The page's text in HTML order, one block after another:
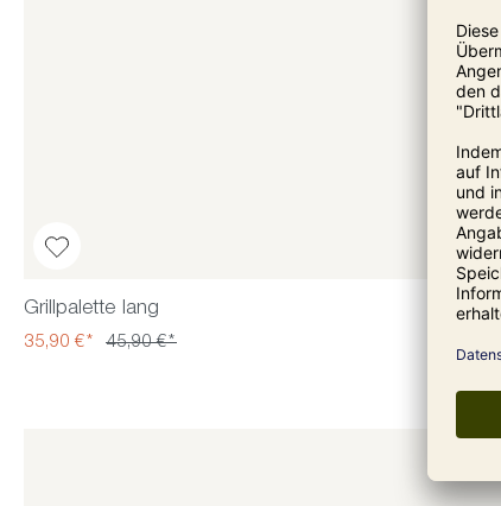
Grillpalette lang
35,90 €* 45,90 €*